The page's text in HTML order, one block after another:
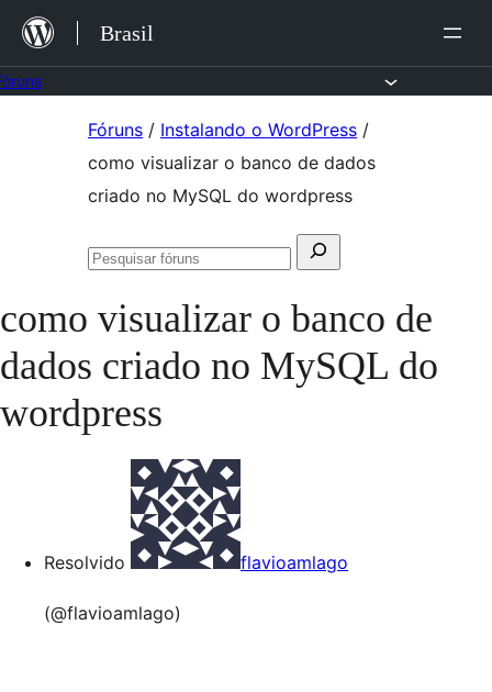
para
o
Brasil
Fóruns / Instalando o WordPress /
como visualizar o banco de dados
criado no MySQL do wordpress
Pesquisar
Pesquisar
como visualizar o banco de
dados criado no MySQL do
wordpress
Resolvido flavioamlago
(@flavioamlago)